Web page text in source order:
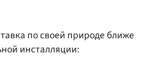
по своей природе ближе
инсталляции: